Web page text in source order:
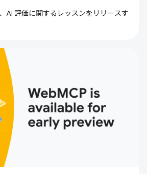
AI 評価に関するレッスンをリリースす